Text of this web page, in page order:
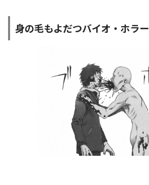
身の毛もよだつバイオ・ホラー